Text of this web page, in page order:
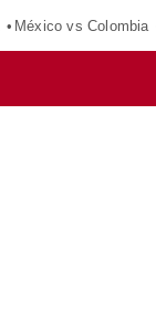
México vs Colombia